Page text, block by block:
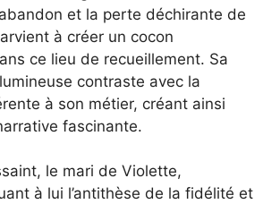
et la perte déchirante de
à créer un cocon
ce lieu de recueillement. Sa
contraste avec la
à son métier, créant ainsi
fascinante.
le mari de Violette,
à lui l’antithèse de la fidélité et